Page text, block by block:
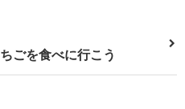
ごを食べに行こう